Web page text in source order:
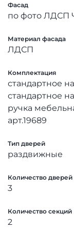
Фасад
по фото ЛДСП
Материал фасада
ЛДСП
Комплектация
стандартное
стандартное
ручка
арт.19689
Тип дверей
раздвижные
Количество дверей
3
Количество секций
2